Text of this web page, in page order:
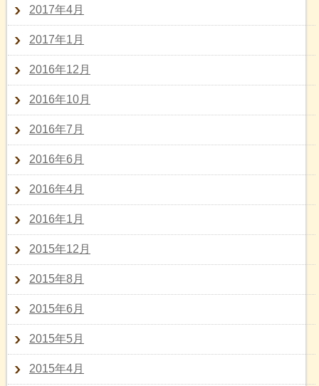
2017年4月
2017年1月
2016年12月
2016年10月
2016年7月
2016年6月
2016年4月
2016年1月
2015年12月
2015年8月
2015年6月
2015年5月
2015年4月